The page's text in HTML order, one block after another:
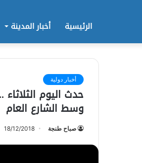
الرئيسية أخبار المدينة
أخبار دولية
حدث اليوم
وسط الشارع العام
صباح طنجة 18/12/2018